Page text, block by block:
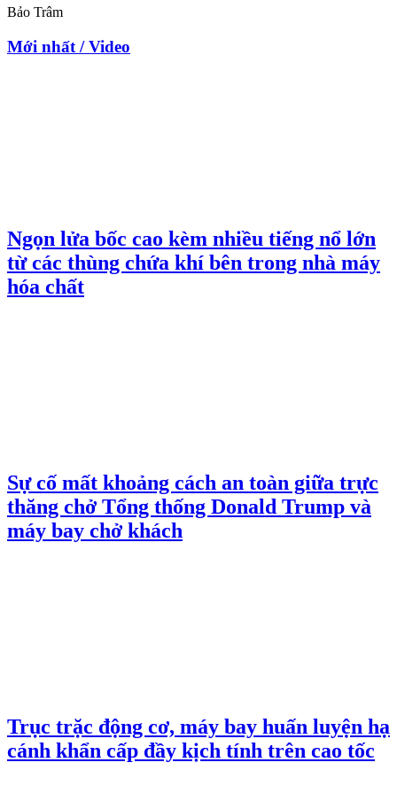
Bảo Trâm
Mới nhất / Video
Ngọn lửa bốc cao kèm nhiều tiếng nổ lớn
từ các thùng chứa khí bên trong nhà máy
hóa chất
Sự cố mất khoảng cách an toàn giữa trực
thăng chở Tổng thống Donald Trump và
máy bay chở khách
Trục trặc động cơ, máy bay huấn luyện hạ
cánh khẩn cấp đầy kịch tính trên cao tốc